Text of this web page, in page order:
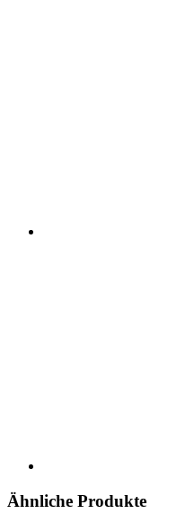
Ähnliche Produkte